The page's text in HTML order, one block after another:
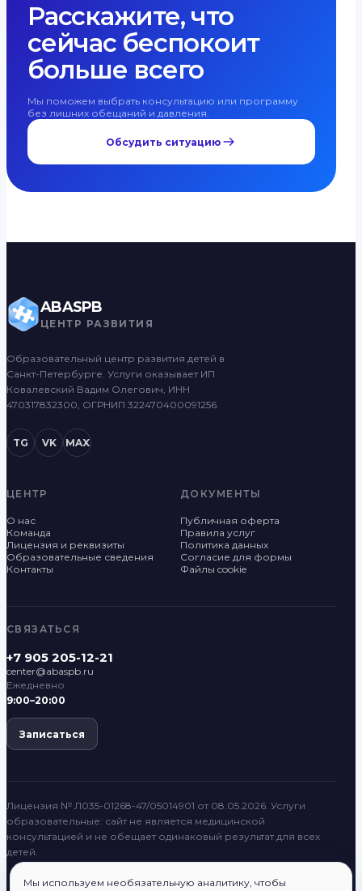
Мы используем необязательную аналитику, чтобы
Расскажите, что
сейчас беспокоит
больше всего
Мы поможем выбрать консультацию или программу
без лишних обещаний и давления.
Обсудить ситуацию
ABASPB
ЦЕНТР РАЗВИТИЯ
Образовательный центр развития детей в
Санкт-Петербурге. Услуги оказывает ИП
Ковалевский Вадим Олегович, ИНН
470317832300, ОГРНИП 322470400091256.
TG VK MAX
ЦЕНТР
О нас
Команда
Лицензия и реквизиты
Образовательные сведения
Контакты
ДОКУМЕНТЫ
Публичная оферта
Правила услуг
Политика данных
Согласие для формы
Файлы cookie
СВЯЗАТЬСЯ
+7 905 205-12-21
center@abaspb.ru
Ежедневно
9:00–20:00
Записаться
Лицензия № Л035-01268-47/05014901 от 08.05.2026. Услуги
образовательные: сайт не является медицинской
консультацией и не обещает одинаковый результат для всех
детей.